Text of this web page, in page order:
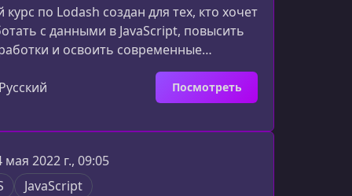
курс по Lodash создан для тех, кто хочет
с данными в JavaScript, повысить
и освоить современные
функционального программирования.
теорию, практику и реальные кейсы,
максимально прикладным и
рамках курса вы подробно разберёте
Lodash — одного из самых
Русский Посмотреть
мая 2022 г., 09:05
JavaScript